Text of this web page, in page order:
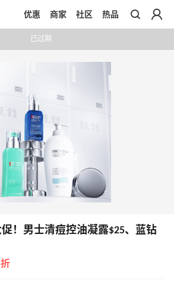
优惠 商家 社区 热品
已过期
！男士清痘控油凝露$25、蓝钻